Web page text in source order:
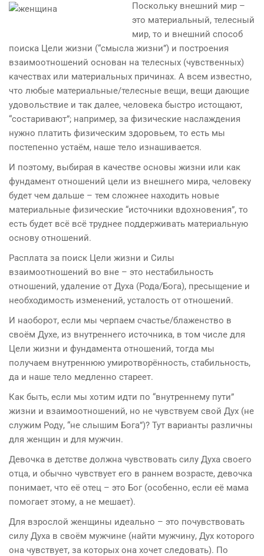
Поскольку внешний мир –
это материальный, телесный
мир, то и внешний способ
поиска Цели жизни (“смысла жизни”) и построения
взаимоотношений основан на телесных (чувственных)
качествах или материальных причинах. А всем известно,
что любые материальные/телесные вещи, вещи дающие
удовольствие и так далее, человека быстро истощают,
“состаривают”; например, за физические наслаждения
нужно платить физическим здоровьем, то есть мы
постепенно устаём, наше тело изнашивается.
И поэтому, выбирая в качестве основы жизни или как
фундамент отношений цели из внешнего мира, человеку
будет чем дальше – тем сложнее находить новые
материальные физические “источники вдохновения”, то
есть будет всё всё труднее поддерживать материальную
основу отношений.
Расплата за поиск Цели жизни и Силы
взаимоотношений во вне – это нестабильность
отношений, удаление от Духа (Рода/Бога), пресыщение и
необходимость изменений, усталость от отношений.
И наоборот, если мы черпаем счастье/блаженство в
своём Духе, из внутреннего источника, в том числе для
Цели жизни и фундамента отношений, тогда мы
получаем внутреннюю умиротворённость, стабильность,
да и наше тело медленно стареет.
Как быть, если мы хотим идти по “внутреннему пути”
жизни и взаимоотношений, но не чувствуем свой Дух (не
служим Роду, “не слышим Бога”)? Тут варианты различны
для женщин и для мужчин.
Девочка в детстве должна чувствовать силу Духа своего
отца, и обычно чувствует его в раннем возрасте, девочка
понимает, что её отец – это Бог (особенно, если её мама
помогает этому, а не мешает).
Для взрослой женщины идеально – это почувствовать
силу Духа в своём мужчине (найти мужчину, Дух которого
она чувствует, за которых она хочет следовать). По